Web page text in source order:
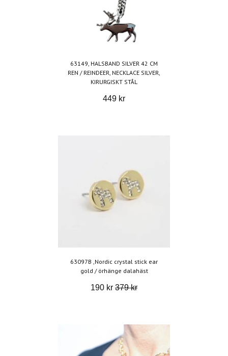
63149, HALSBAND SILVER 42 CM
REN / REINDEER, NECKLACE SILVER,
KIRURGISKT STÅL
449 kr
63097B ,Nordic crystal stick ear
gold / örhänge dalahäst
190 kr 379 kr